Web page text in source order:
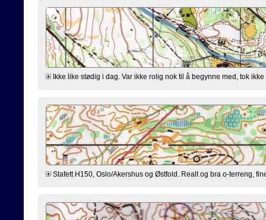
Ikke like stødig i dag. Var ikke rolig nok til å begynne med, tok
Stafett H150, Oslo/Akershus og Østfold. Realt og bra o-terreng,